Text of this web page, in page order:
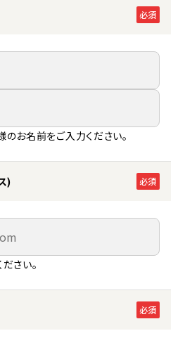
必須
お名前をご入力ください。
) 必須
さい。
必須